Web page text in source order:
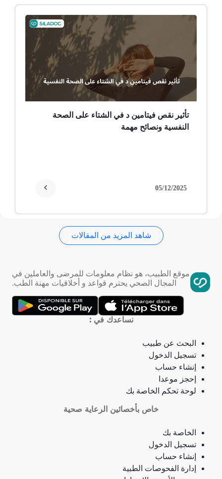
ألم وعائي وجهي
ضمور عصبي ألمي
حساسية
ثعلبة
ألزهايمر (مرض)
تمدد الأوعية الدموية
التهاب الحلق
ذبحة صدرية (مصطلح لاتيني)
فقدان الشهية
فقدان حاسة الشم
جمرة (أنثراكس)
لامبالاة
تأثير نقص فيتامين د في الشتاء على الصحة
النفسية ونصائح مهمة
05/12/2025
شاهد المزيد من المقالات
موقع الطبيب، هو نظام معلومات للمرضى والعاملين في
المجال الصحي يحترم قواعد و أخلاقيات مهنة الطب.
نساعدك في :
البحث عن طبيب
تسجيل الدخول
إنشاء حساب
إحجز موعدا
لوحة تحكم الخاصة بك
خاص بأخصائين الرعاية صحية
الخاصة بك
تسجيل الدخول
إنشاء حساب
إدارة الفحوصات الطبية